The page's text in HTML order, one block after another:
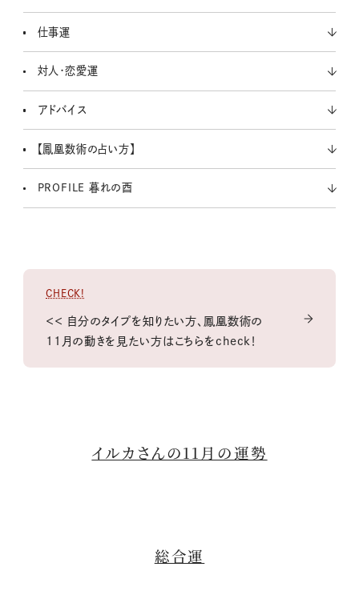
仕事運
対人・恋愛運
アドバイス
【鳳凰数術の占い方】
PROFILE 暮れの酉
CHECK!
＜＜ 自分のタイプを知りたい方、鳳凰数術の
11月の動きを見たい方はこちらをcheck！
イルカさんの11月の運勢
総合運